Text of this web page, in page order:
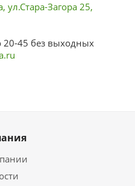
ул.Стара-Загора 25,
20-45 без выходных